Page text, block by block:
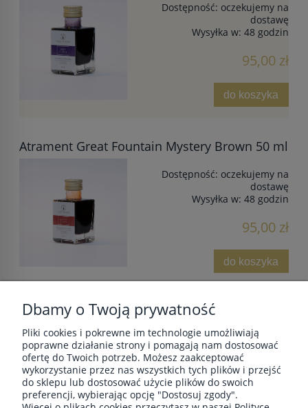
Dostępność: oczekujemy na
dostawę
Wysyłka w: 48 godzin
95,00 zł
do koszyka
Atrament Great Fountain Mystery Brown 50 ml
Dostępność: oczekujemy na
dostawę
Wysyłka w: 48 godzin
95,00 zł
do koszyka
POMOC
MOJE KONTO
Dbamy o Twoją prywatność
Pliki cookies i pokrewne im technologie umożliwiają
poprawne działanie strony i pomagają nam dostosować
ofertę do Twoich potrzeb. Możesz zaakceptować
wykorzystanie przez nas wszystkich tych plików i przejść
do sklepu lub dostosować użycie plików do swoich
preferencji, wybierając opcję "Dostosuj zgody".